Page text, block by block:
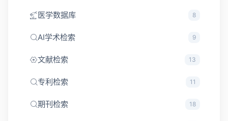
医学数据库 8
AI学术检索 9
文献检索 13
专利检索 11
期刊检索 18